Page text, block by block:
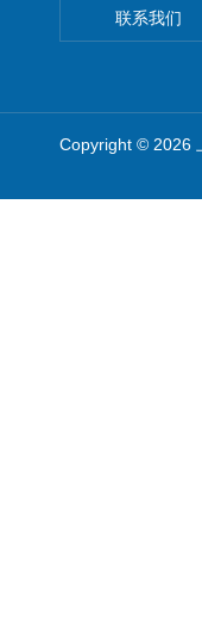
联系我们
Copyright © 2026